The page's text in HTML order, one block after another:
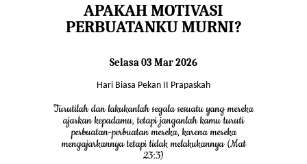
APAKAH MOTIVASI
PERBUATANKU MURNI?
Selasa 03 Mar 2026
Hari Biasa Pekan II Prapaskah
Turutilah dan lakukanlah segala sesuatu yang mereka
ajarkan kepadamu, tetapi janganlah kamu turuti
perbuatan-perbuatan mereka, karena mereka
mengajarkannya tetapi tidak melakukannya (Mat
23:3)